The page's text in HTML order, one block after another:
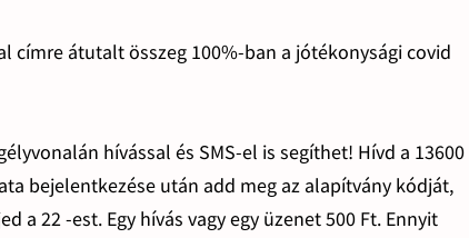
címre átutalt összeg 100%-ban a jótékonysági covid
hívással és SMS-el is segíthet! Hívd a 13600
bejelentkezése után add meg az alapítvány kódját,
a 22 -est. Egy hívás vagy egy üzenet 500 Ft. Ennyit